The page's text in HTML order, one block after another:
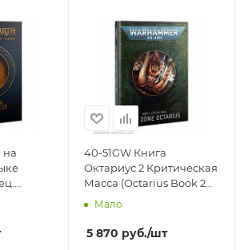
на
40-51GW Книга
Октариус 2 Критическая
Масса (Octarius Book 2
Critical Mass) Games
Мало
5 870 руб./шт